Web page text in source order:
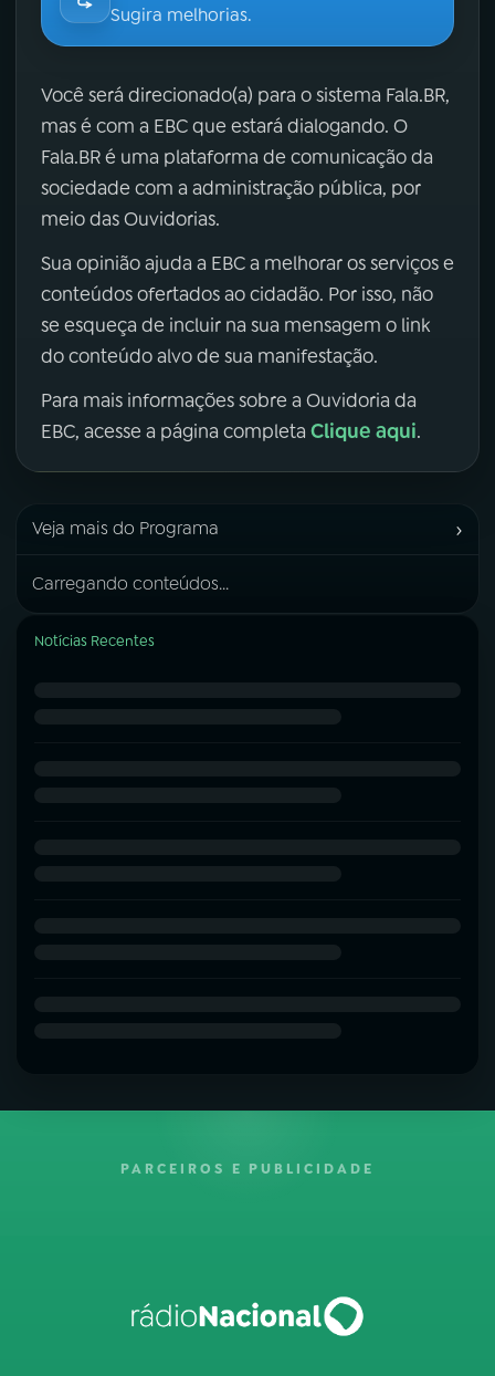
Sugira melhorias.
Você será direcionado(a) para o sistema Fala.BR,
mas é com a EBC que estará dialogando. O
Fala.BR é uma plataforma de comunicação da
sociedade com a administração pública, por
meio das Ouvidorias.
Sua opinião ajuda a EBC a melhorar os serviços e
conteúdos ofertados ao cidadão. Por isso, não
se esqueça de incluir na sua mensagem o link
do conteúdo alvo de sua manifestação.
Para mais informações sobre a Ouvidoria da
EBC, acesse a página completa Clique aqui.
Veja mais do Programa ›
Carregando conteúdos...
Notícias Recentes
PARCEIROS E PUBLICIDADE